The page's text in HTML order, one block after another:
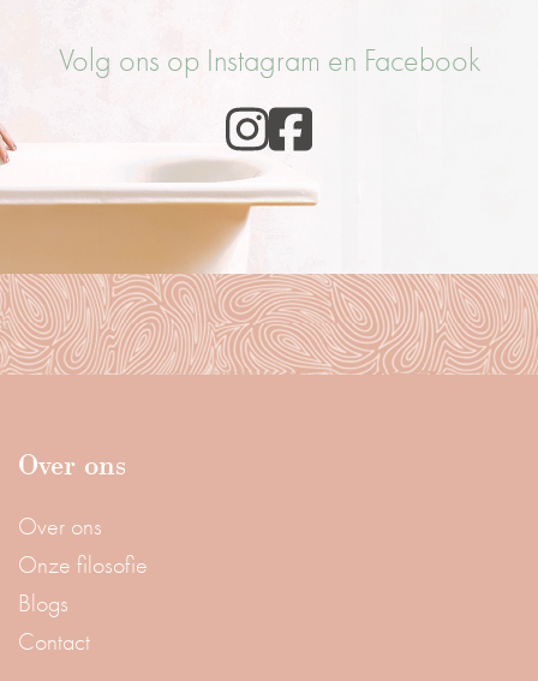
Volg ons op Instagram en Facebook
Over ons
Over ons
Onze filosofie
Blogs
Contact